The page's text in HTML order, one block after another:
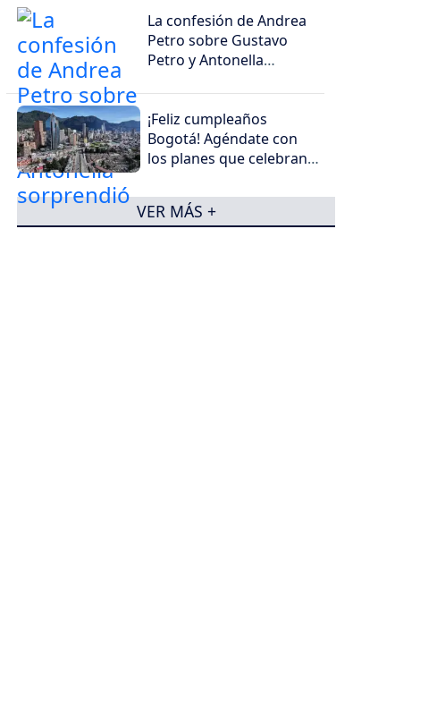
La confesión de Andrea
Petro sobre Gustavo
Petro y Antonella
¡Feliz cumpleaños
Bogotá! Agéndate con
los planes que celebran
VER MÁS +